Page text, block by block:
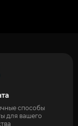
способы
для вашего